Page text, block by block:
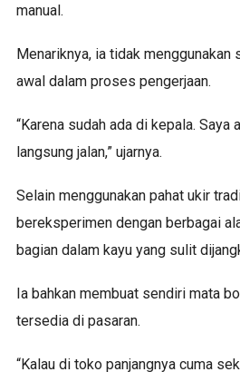
manual.
Menariknya, ia tidak menggunakan
awal dalam proses pengerjaan.
“Karena sudah ada di kepala. Saya
langsung jalan,” ujarnya.
Selain menggunakan pahat ukir
bereksperimen dengan berbagai
bagian dalam kayu yang sulit
Ia bahkan membuat sendiri mata
tersedia di pasaran.
“Kalau di toko panjangnya cuma